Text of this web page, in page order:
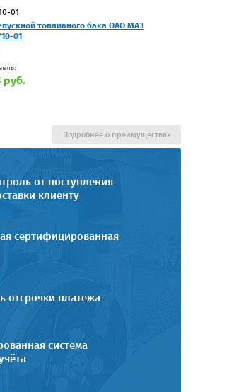
01
топливного бака ОАО МАЗ
01
руб.
от поступления
клиенту
сертифицированная
отсрочки платежа
система
Подробнее о преимуществах